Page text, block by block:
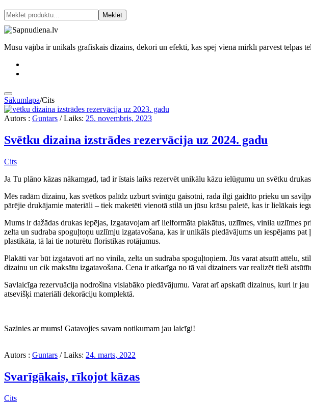
Meklēt
Mūsu vājība ir unikāls grafiskais dizains, dekori un efekti, kas spēj vienā mirklī pārvēst telpas
Sākumlapa/Cits
Autors : Guntars / Laiks: 25. novembris, 2023
Svētku dizaina izstrādes rezervācija uz 2024. gadu
Cits
Ja Tu plāno kāzas nākamgad, tad ir īstais laiks rezervēt unikālu kāzu ielūgumu un svētku
Mēs radām dizainu, kas svētkos palīdz uzburt svinīgu gaisotni, rada ilgi gaidīto prieku un
pārējie drukājamie materiāli – tiek maketēti vienotā stilā un jūsu krāsu paletē, kas ir lielākais
Mums ir dažādas drukas iepējas, Izgatavojam arī lielformāta plakātus, uzlīmes, vinila uzlīmes
zelta un sudraba spoguļtoņu uzlīmju izgatavošana, kas ir unikāls piedāvājums un iespējams
plastikāta, tā lai tie noturētu floristikas rotājumus.
Plakāti var būt izgatavoti arī no vinila, zelta un sudraba spoguļtoņiem. Jūs varat atsutīt attēlu,
dizainu un cik maksātu izgatavošana. Cena ir atkarīga no tā vai dizainers var realizēt tieši
Savlaicīga rezervuācija nodrošina vislabāko piedāvājumu. Varat arī apskatīt dizainus, kuri ir
atsevišķi materiāli dekorāciju komplektā.
Sazinies ar mums! Gatavojies savam notikumam jau laicīgi!
Autors : Guntars / Laiks: 24. marts, 2022
Svarīgākais, rīkojot kāzas
Cits